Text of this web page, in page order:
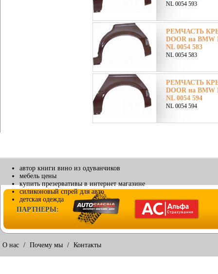
NL 0054 593
РЕМЧАСТЬ
DOOR на BMW
NL 0054 583
NL 0054 583
РЕМЧАСТЬ
DOOR на BMW
NL 0054 594
NL 0054 594
автор книги вино из одуванчиков
мебель цены
купить презервативы в интернет магазине
силиконовый спрей для авто
детская одежда
ПАРТНЕРЫ:
О нас / Почему мы / Контакты